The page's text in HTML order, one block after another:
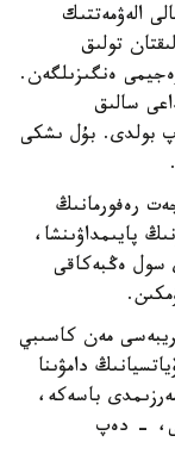
الەۋمەتتىك
تولىق
ەنگىزىلگەن.
سالىق
بولدى. بۇل ىشكى
رەفورمانىڭ
پايىمداۋىنشا،
سول ەڭبەكاقى
مەن كاسىبي
دامۋىنا
باسەكە،
- دەپ